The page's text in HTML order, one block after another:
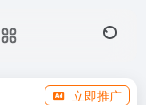
立即推广